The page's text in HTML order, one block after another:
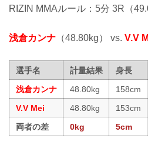
RIZIN MMAルール：5分 3R（
浅倉カンナ （48.80kg） vs. V.V
選手名 計量結果 身長
浅倉カンナ
48.80kg 158cm
V.V Mei
48.80kg 153cm
両者の差
0kg 5cm